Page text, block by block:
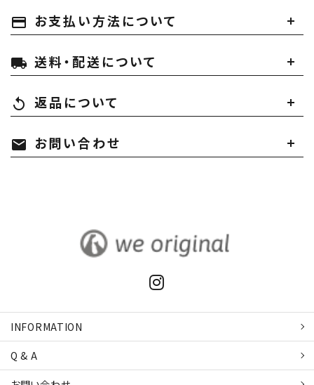
payment お支払い方法について
local_shipping 送料・配送について
replay 返品について
mail お問い合わせ
INFORMATION
Q & A